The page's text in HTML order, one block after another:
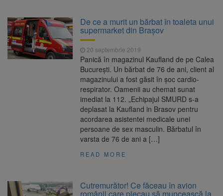
De ce a murit un bărbat în toaleta unui
supermarket din Brașov
20 septembrie 2019
Panică în magazinul Kaufland de pe Calea
București. Un bărbat de 76 de ani, client al
magazinului a fost găsit în șoc cardio-
respirator. Oamenii au chemat sunat
imediat la 112. „Echipajul SMURD s-a
deplasat la Kaufland in Brasov pentru
acordarea asistentei medicale unei
persoane de sex masculin. Bărbatul în
varsta de 76 de ani a […]
READ MORE
Cutremurător! Ce făceau în avion